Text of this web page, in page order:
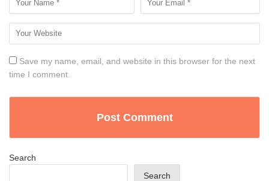
Save my name, email, and website in this browser for the next
time I comment.
Search
Search